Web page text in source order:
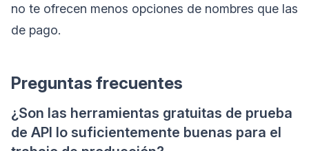
no te ofrecen menos opciones de nombres que las
de pago.
Preguntas frecuentes
¿Son las herramientas gratuitas de prueba
de API lo suficientemente buenas para el